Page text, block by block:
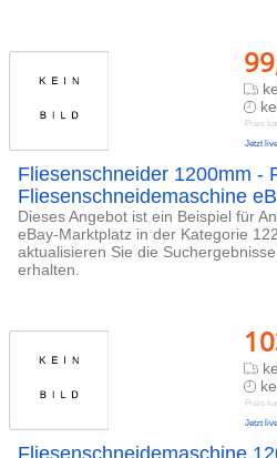
Preis
Jetzt
Fliesenschneider 1200mm -
Fliesenschneidemaschine
Dieses Angebot ist ein Beispiel für
eBay-Marktplatz in der Kategorie
aktualisieren Sie die
erhalten.
Preis
Jetzt
Fliesenschneidemaschine